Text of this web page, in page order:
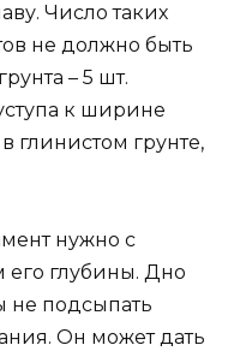
Число таких
не должно быть
– 5 шт.
к ширине
глинистом грунте,
нужно с
глубины. Дно
не подсыпать
Он может дать